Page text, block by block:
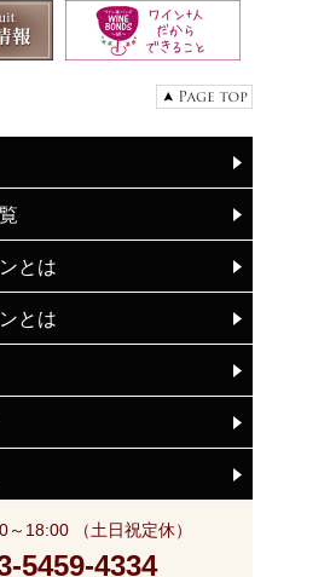
とは
とは
～18:00 （土日祝定休）
5459-4334